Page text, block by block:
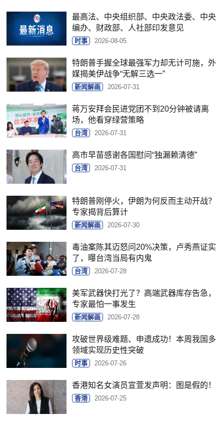
最高法、中央组织部、中央政法委、中央
编办、财政部、人社部印发意见
时事 2026-08-05
特朗普手握全球最强军力却无计可施，外
媒揭美伊战争“无解三选一”
新闻解画 2026-07-31
蒋万安拜会民进党团不到20分钟被请离
场，他看穿绿营策略
台湾 2026-07-31
高市早苗感谢各国慰问“独漏赖清德”
台湾 2026-07-31
特朗普刚停火，伊朗为何反而主动开战？
专家揭背后算计
新闻解画 2026-07-30
毒油案陈其迈怒问20%决策，卢秀燕证实
了，曝台湾当局有内鬼
台湾 2026-07-28
美军武器快打光了？高端武器库存告急，
专家最怕一事发生
新闻解画 2026-07-28
攻破世界级难题、申遗成功！本周我国多
领域实现历史性突破
时事 2026-07-26
香港知名女演员宣萱发声明：图是假的！
香港 2026-07-25